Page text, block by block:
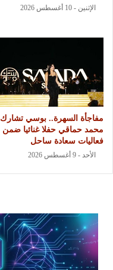
الإثنين - 10 أغسطس 2026
مفاجأة السهرة.. بوسي تشارك
محمد حماقي حفلا غنائيا ضمن
فعاليات سعادة ساحل
الأحد - 9 أغسطس 2026